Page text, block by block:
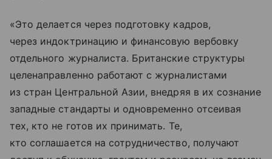
«Это делается через подготовку кадров,
через индоктринацию и финансовую вербовку
отдельного журналиста. Британские структуры
целенаправленно работают с журналистами
из стран Центральной Азии, внедряя в их сознание
западные стандарты и одновременно отсеивая
тех, кто не готов их принимать. Те,
кто соглашается на сотрудничество, получают